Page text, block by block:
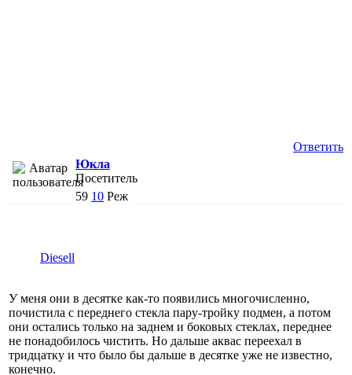
Ответить
Юкла
Посетитель
59 10 Реж
Diesell
У меня они в десятке как-то появились многочисленно,
почистила с переднего стекла пару-тройку подмен, а потом
они остались только на заднем и боковых стеклах, переднее
не понадобилось чистить. Но дальше аквас переехал в
тридцатку и что было бы дальше в десятке уже не известно,
конечно.